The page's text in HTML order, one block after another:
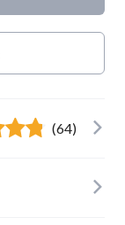
(64)